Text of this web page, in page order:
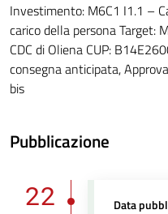
Investimento: M6C1 I1.1 –
carico della persona Target:
CDC di Oliena CUP:
consegna anticipata,
bis
Pubblicazione
22 Data